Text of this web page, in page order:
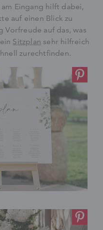
am Eingang hilft dabei,
auf einen Blick zu
Vorfreude auf das, was
Sitzplan sehr hilfreich
zurechtfinden.